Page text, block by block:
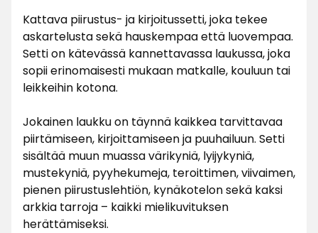
Kattava piirustus- ja kirjoitussetti, joka tekee
askartelusta sekä hauskempaa että luovempaa.
Setti on kätevässä kannettavassa laukussa, joka
sopii erinomaisesti mukaan matkalle, kouluun tai
leikkeihin kotona.
Jokainen laukku on täynnä kaikkea tarvittavaa
piirtämiseen, kirjoittamiseen ja puuhailuun. Setti
sisältää muun muassa värikyniä, lyijykyniä,
mustekyniä, pyyhekumeja, teroittimen, viivaimen,
pienen piirustuslehtiön, kynäkotelon sekä kaksi
arkkia tarroja – kaikki mielikuvituksen
herättämiseksi.